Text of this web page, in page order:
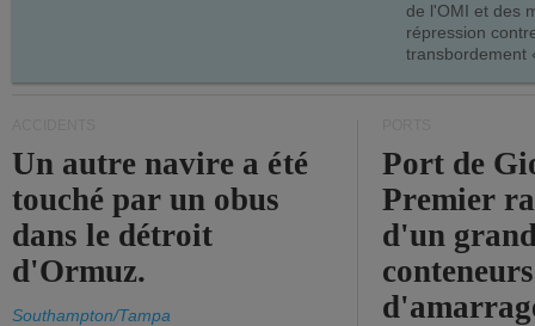
de l'OMI et des
répression
transbordement
Un autre navire a été
touché par un obus
dans le détroit
d'Ormuz.
Southampton/Tampa
Port de
Premier
d'un